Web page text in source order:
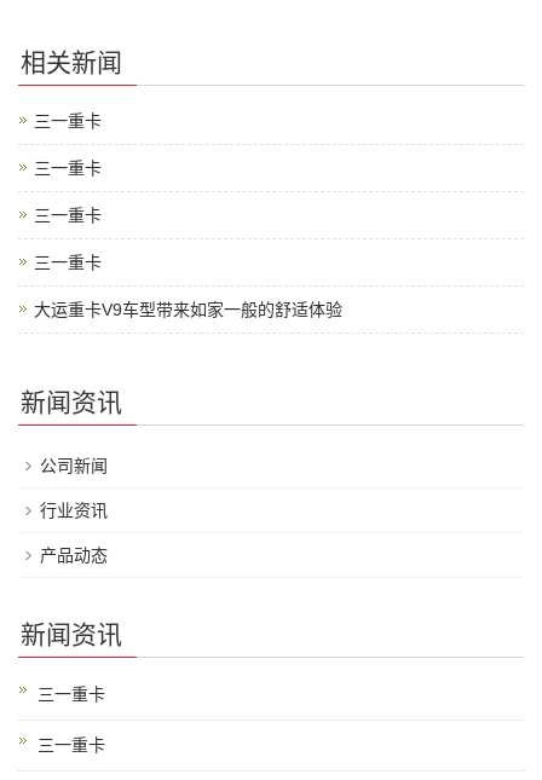
相关新闻
三一重卡
三一重卡
三一重卡
三一重卡
大运重卡V9车型带来如家一般的舒适体验
新闻资讯
公司新闻
行业资讯
产品动态
新闻资讯
三一重卡
三一重卡